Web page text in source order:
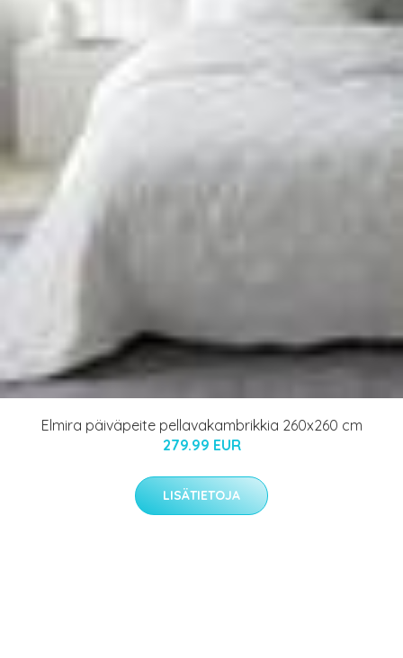
Elmira päiväpeite pellavakambrikkia 260x260 cm
279.99 EUR
LISÄTIETOJA